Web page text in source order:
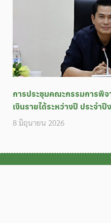
การประชุมคณะกรรมการพิ
เงินรายได้ระหว่างปี ประจ
8 มิถุนายน 2026